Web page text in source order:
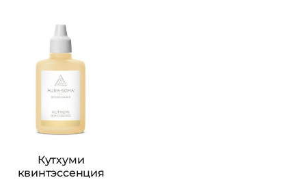
Кутхуми
квинтэссенция